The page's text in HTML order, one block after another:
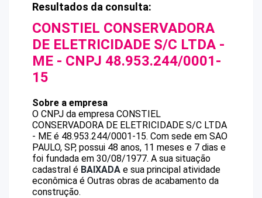
Resultados da consulta:
CONSTIEL CONSERVADORA
DE ELETRICIDADE S/C LTDA -
ME - CNPJ 48.953.244/0001-
15
Sobre a empresa
O CNPJ da empresa CONSTIEL
CONSERVADORA DE ELETRICIDADE S/C LTDA
- ME é 48.953.244/0001-15. Com sede em SAO
PAULO, SP, possui 48 anos, 11 meses e 7 dias e
foi fundada em 30/08/1977. A sua situação
cadastral é BAIXADA e sua principal atividade
econômica é Outras obras de acabamento da
construção.